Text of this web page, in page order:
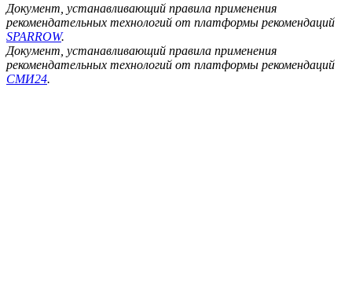
Документ, устанавливающий правила применения
рекомендательных технологий от платформы рекомендаций
SPARROW.
Документ, устанавливающий правила применения
рекомендательных технологий от платформы рекомендаций
СМИ24.